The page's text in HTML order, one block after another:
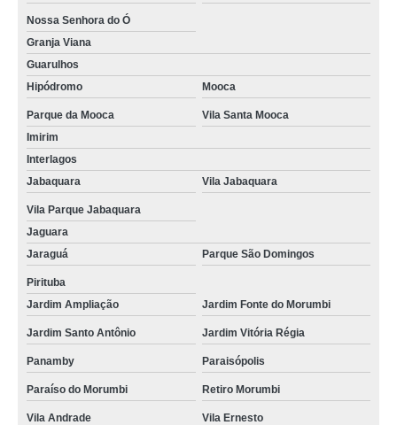
Nossa Senhora do Ó
Granja Viana
Guarulhos
Hipódromo
Mooca
Parque da Mooca
Vila Santa Mooca
Imirim
Interlagos
Jabaquara
Vila Jabaquara
Vila Parque Jabaquara
Jaguara
Jaraguá
Parque São Domingos
Pirituba
Jardim Ampliação
Jardim Fonte do Morumbi
Jardim Santo Antônio Jardim Vitória Régia
Panamby Paraisópolis
Paraíso do Morumbi Retiro Morumbi
Vila Andrade Vila Ernesto